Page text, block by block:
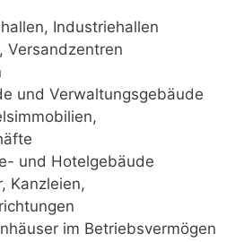
Industriehallen
Versandzentren
und Verwaltungsgebäude
und Hotelgebäude
Kanzleien,
im Betriebsvermögen